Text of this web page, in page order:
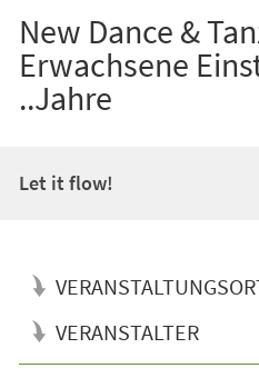
New Dance &
Erwachsene
..Jahre
Let it flow!
VERANSTALTER